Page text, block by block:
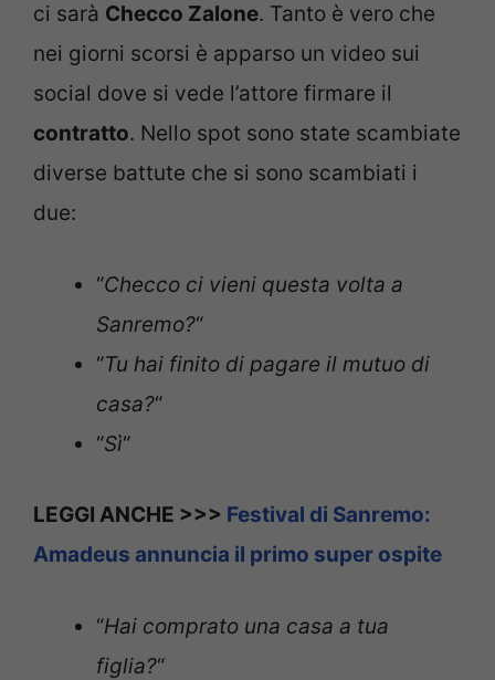
ci sarà Checco Zalone. Tanto è vero che
nei giorni scorsi è apparso un video sui
social dove si vede l’attore firmare il
contratto. Nello spot sono state scambiate
diverse battute che si sono scambiati i
due:
“Checco ci vieni questa volta a
Sanremo?“
“Tu hai finito di pagare il mutuo di
casa?“
“Sì“
LEGGI ANCHE >>> Festival di Sanremo:
Amadeus annuncia il primo super ospite
“Hai comprato una casa a tua
figlia?“